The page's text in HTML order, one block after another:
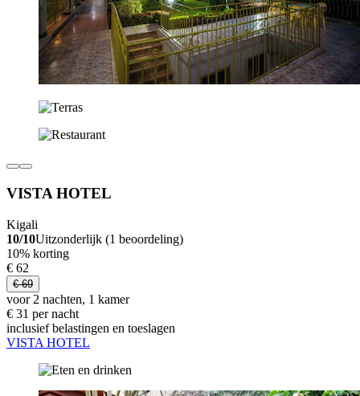
VISTA HOTEL
Kigali
10/10Uitzonderlijk (1 beoordeling)
10% korting
€ 62
€ 69
voor 2 nachten, 1 kamer
€ 31 per nacht
inclusief belastingen en toeslagen
VISTA HOTEL